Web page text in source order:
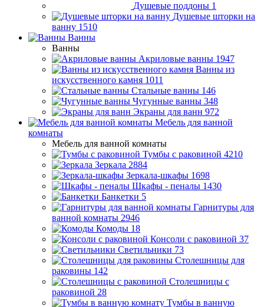
Душевые поддоны 1
Душевые шторки на
ванну 1510
Ванны
Ванны
Акриловые ванны 1947
Ванны из
искусственного камня 1011
Стальные ванны 146
Чугунные ванны 348
Экраны для ванн 972
Мебель для ванной
комнаты
Мебель для ванной комнаты
Тумбы с раковиной 4210
Зеркала 2884
Зеркала-шкафы 1698
Шкафы - пеналы 1430
Банкетки 5
Гарнитуры для
ванной комнаты 2946
Комоды 18
Консоли с раковиной 37
Светильники 73
Столешницы для
раковины 142
Столешницы с
раковиной 28
Тумбы в ванную